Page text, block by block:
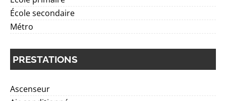
École secondaire
Métro
PRESTATIONS
Ascenseur